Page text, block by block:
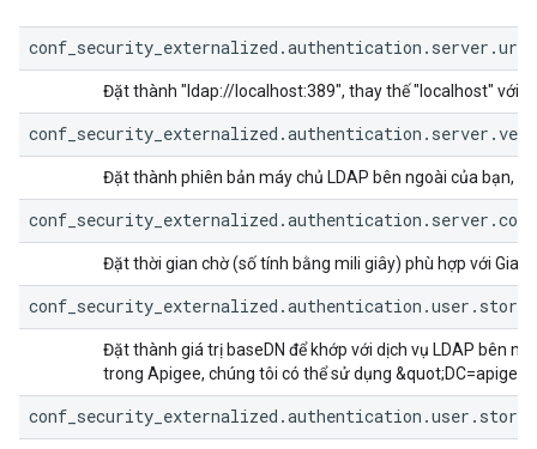
conf_security_externalized.authentication.server.url=
Đặt thành "ldap://localhost:389", thay thế "localhost" với
Đặt thành phiên bản máy chủ LDAP bên ngoài của bạn, ví
Đặt thời gian chờ (số tính bằng mili giây) phù hợp với
Đặt thành giá trị baseDN để khớp với dịch vụ LDAP bên
trong Apigee, chúng tôi có thể sử dụng